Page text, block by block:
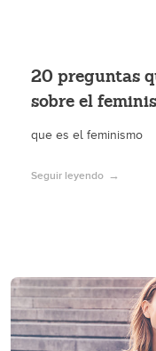
20 preguntas
sobre el
que es el feminismo
Seguir leyendo